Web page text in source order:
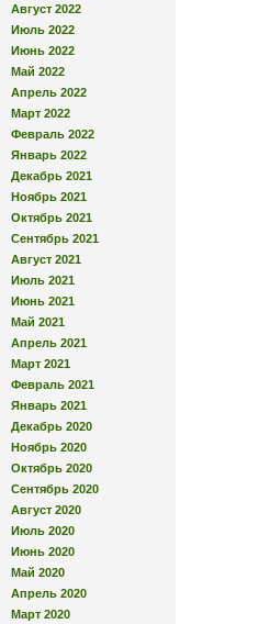
Август 2022
Июль 2022
Июнь 2022
Май 2022
Апрель 2022
Март 2022
Февраль 2022
Январь 2022
Декабрь 2021
Ноябрь 2021
Октябрь 2021
Сентябрь 2021
Август 2021
Июль 2021
Июнь 2021
Май 2021
Апрель 2021
Март 2021
Февраль 2021
Январь 2021
Декабрь 2020
Ноябрь 2020
Октябрь 2020
Сентябрь 2020
Август 2020
Июль 2020
Июнь 2020
Май 2020
Апрель 2020
Март 2020